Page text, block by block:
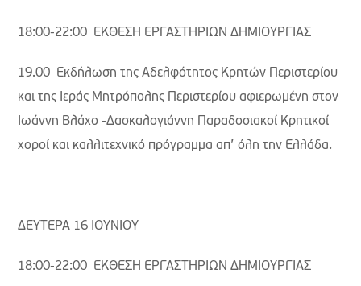
18:00-22:00 ΕΚΘΕΣΗ ΕΡΓΑΣΤΗΡΙΩΝ ΔΗΜΙΟΥΡΓΙΑΣ
19.00 Εκδήλωση της Αδελφότητος Κρητών Περιστερίου
και της Ιεράς Μητρόπολης Περιστερίου αφιερωμένη στον
Ιωάννη Βλάχο -Δασκαλογιάννη Παραδοσιακοί Κρητικοί
χοροί και καλλιτεχνικό πρόγραμμα απ’ όλη την Ελλάδα.
ΔΕΥΤΕΡΑ 16 ΙΟΥΝΙΟΥ
18:00-22:00 ΕΚΘΕΣΗ ΕΡΓΑΣΤΗΡΙΩΝ ΔΗΜΙΟΥΡΓΙΑΣ